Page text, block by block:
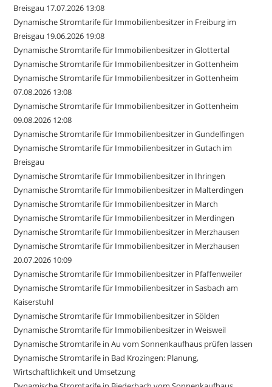
Breisgau 17.07.2026 13:08
Dynamische Stromtarife für Immobilienbesitzer in Freiburg im
Breisgau 19.06.2026 19:08
Dynamische Stromtarife für Immobilienbesitzer in Glottertal
Dynamische Stromtarife für Immobilienbesitzer in Gottenheim
Dynamische Stromtarife für Immobilienbesitzer in Gottenheim
07.08.2026 13:08
Dynamische Stromtarife für Immobilienbesitzer in Gottenheim
09.08.2026 12:08
Dynamische Stromtarife für Immobilienbesitzer in Gundelfingen
Dynamische Stromtarife für Immobilienbesitzer in Gutach im
Breisgau
Dynamische Stromtarife für Immobilienbesitzer in Ihringen
Dynamische Stromtarife für Immobilienbesitzer in Malterdingen
Dynamische Stromtarife für Immobilienbesitzer in March
Dynamische Stromtarife für Immobilienbesitzer in Merdingen
Dynamische Stromtarife für Immobilienbesitzer in Merzhausen
Dynamische Stromtarife für Immobilienbesitzer in Merzhausen
20.07.2026 10:09
Dynamische Stromtarife für Immobilienbesitzer in Pfaffenweiler
Dynamische Stromtarife für Immobilienbesitzer in Sasbach am
Kaiserstuhl
Dynamische Stromtarife für Immobilienbesitzer in Sölden
Dynamische Stromtarife für Immobilienbesitzer in Weisweil
Dynamische Stromtarife in Au vom Sonnenkaufhaus prüfen lassen
Dynamische Stromtarife in Bad Krozingen: Planung,
Wirtschaftlichkeit und Umsetzung